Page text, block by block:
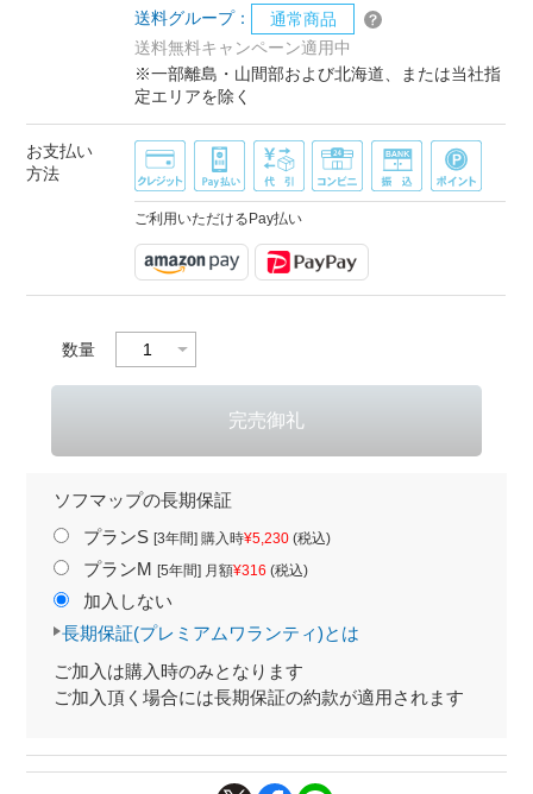
送料グループ：
通常商品
送料無料キャンペーン適用中
※一部離島・山間部および北海道、または当社指
定エリアを除く
お支払い
方法
ご利用いただけるPay払い
数量
ソフマップの長期保証
プランS [3年間] 購入時¥5,230(税込)
プランM [5年間] 月額¥316 (税込)
加入しない
長期保証(プレミアムワランティ)とは
ご加入は購入時のみとなります
ご加入頂く場合には長期保証の約款が適用されます